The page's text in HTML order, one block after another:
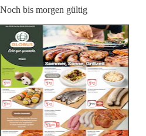
Noch bis morgen gültig